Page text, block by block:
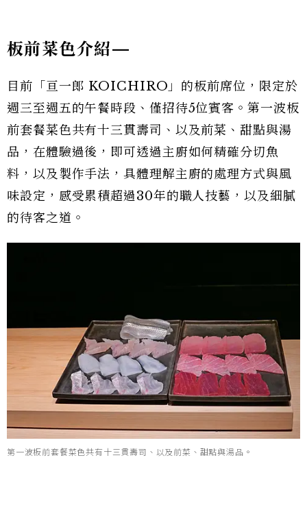
板前菜色介紹—
目前「亘一郎 KOICHIRO」的板前席位，限定於
週三至週五的午餐時段、僅招待5位賓客。第一波板
前套餐菜色共有十三貫壽司、以及前菜、甜點與湯
品，在體驗過後，即可透過主廚如何精確分切魚
料，以及製作手法，具體理解主廚的處理方式與風
味設定，感受累積超過30年的職人技藝，以及細膩
的待客之道。
第一波板前套餐菜色共有十三貫壽司、以及前菜、甜點與湯品。